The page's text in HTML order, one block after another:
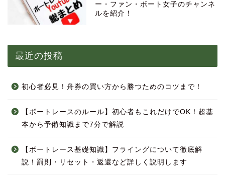
ー・ファン・ボート女子のチャンネ
ルを紹介！
最近の投稿
初心者必見！舟券の買い方から勝つためのコツまで！
【ボートレースのルール】初心者もこれだけでOK！超基
本から予備知識まで7分で解説
【ボートレース基礎知識】フライングについて徹底解
説！罰則・リセット・返還など詳しく説明します